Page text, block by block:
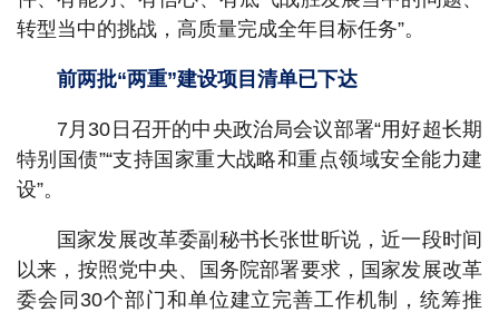
转型当中的挑战，高质量完成全年目标任务”。
前两批“两重”建设项目清单已下达
7月30日召开的中央政治局会议部署“用好超长期
特别国债”“支持国家重大战略和重点领域安全能力建
设”。
国家发展改革委副秘书长张世昕说，近一段时间
以来，按照党中央、国务院部署要求，国家发展改革
委会同30个部门和单位建立完善工作机制，统筹推